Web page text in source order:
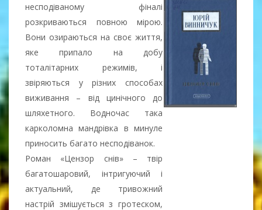
несподіваному фіналі
розкриваються повною мірою.
Вони озираються на своє життя,
яке припало на добу
тоталітарних режимів, і
звіряються у різних способах
виживання – від цинічного до
шляхетного. Водночас така
карколомна мандрівка в минуле
приносить багато несподіванок.
Роман «Цензор снів» – твір
багатошаровий, інтригуючий і
актуальний, де тривожний
настрій змішується з гротеском,